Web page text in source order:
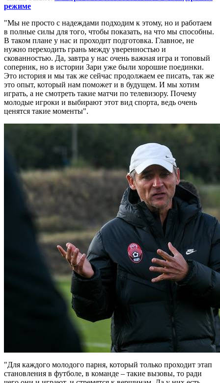
режиме
"Мы не просто с надеждами подходим к этому, но и работаем
в полные силы для того, чтобы показать, на что мы способны.
В таком плане у нас и проходит подготовка. Главное, не
нужно переходить грань между уверенностью и
скованностью. Да, завтра у нас очень важная игра и топовый
соперник, но в истории Зари уже были хорошие поединки.
Это история и мы так же сейчас продолжаем ее писать, так же
это опыт, который нам поможет и в будущем. И мы хотим
играть, а не смотреть такие матчи по телевизору. Почему
молодые игроки и выбирают этот вид спорта, ведь очень
ценятся такие моменты".
"Для каждого молодого парня, который только проходит этап
становления в футболе, в команде – такие вызовы, то ради